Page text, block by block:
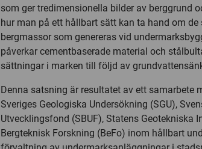
som ger tredimensionella bilder av berggrund
hur man på ett hållbart sätt kan ta hand om de
bergmassor som genereras vid
påverkar cementbaserade material och
sättningar i marken till följd av
Denna satsning är resultatet av ett samarbete
Sveriges Geologiska Undersökning (SGU),
Utvecklingsfond (SBUF), Statens Geotekniska
Bergteknisk Forskning (BeFo) inom hållbart